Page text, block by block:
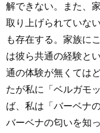
解できない。また、
取り上げられていな
も存在する。家族に
は彼ら共通の経験と
通の体験が無くては
たが私に「ベルガモ
ば、私は「バーベナ
バーベナの匂いを知